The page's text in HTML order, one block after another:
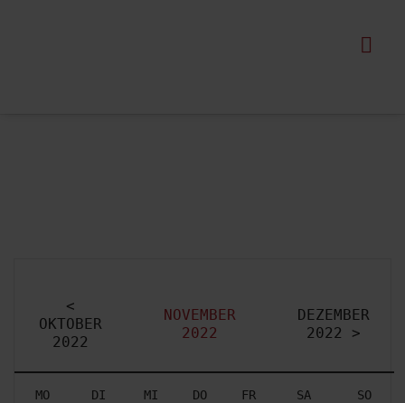
<
OKTOBER
2022
NOVEMBER
2022
DEZEMBER
2022 >
MO DI MI DO FR SA SO